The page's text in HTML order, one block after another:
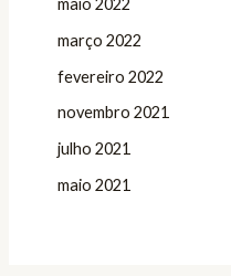
maio 2022
março 2022
fevereiro 2022
novembro 2021
julho 2021
maio 2021